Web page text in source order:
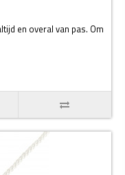
en overal van pas. Om